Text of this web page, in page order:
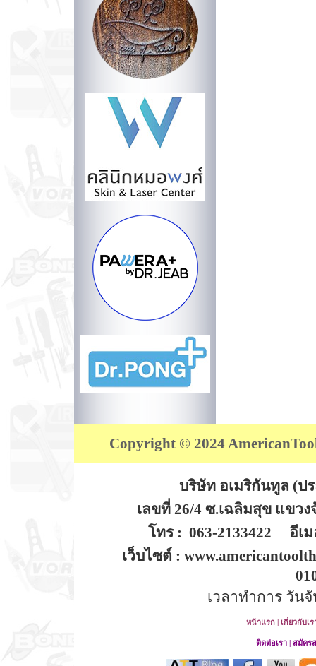
Copyright © 2024
บริษัท อเมริกันทูล (ป
เลขที่ 26/4 ซ.เฉลิมสุข แขวง
โทร : 063-2133422 อีเม
เว็บไซต์ :
เวลาทำการ วัน
หน้าแรก | เกี่ยวกับเร
ติดต่อเรา | สมัคร